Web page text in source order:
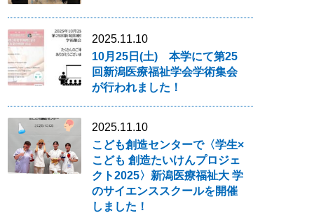
2025.11.10
10月25日(土) 本学にて第25
回新潟医療福祉学会学術集会
が行われました！
2025.11.10
こども創造センターで〈学生×
こども 創造たいけんプロジェ
クト2025〉新潟医療福祉大 学
のサイエンススクールを開催
しました！